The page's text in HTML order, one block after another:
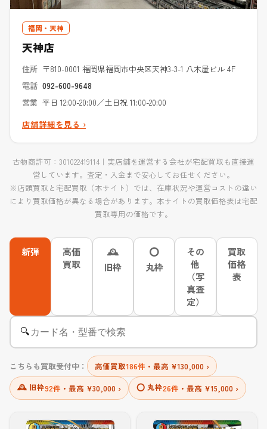
福岡・天神
天神店
住所 〒810-0001 福岡県福岡市中央区天神3-3-1 八木屋ビル 4F
電話 092-600-9648
営業 平日 12:00-20:00／土日祝 11:00-20:00
店舗詳細を見る ›
古物商許可：301022419114｜実店舗を運営する会社が宅配買取も直接運
営しています。査定・入金まで安心してお任せください。
※店頭買取と宅配買取（本サイト）では、在庫状況や運営コストの違い
により買取価格が異なる場合があります。本サイトの買取価格表は宅配
買取専用の価格です。
新弾
高価
買取
🕰
旧枠
⭕
丸枠
その
他
（写
真査
定）
買取
価格
表
🔍
こちらも買取受付中： 高価買取186件 ・最高 ¥130,000 ›
🕰 旧枠92件 ・最高 ¥30,000 › ⭕ 丸枠26件 ・最高 ¥15,000 ›